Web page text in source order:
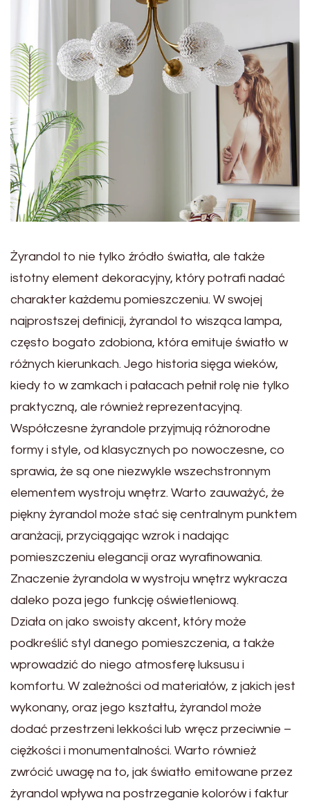
Żyrandol to nie tylko źródło światła, ale także
istotny element dekoracyjny, który potrafi nadać
charakter każdemu pomieszczeniu. W swojej
najprostszej definicji, żyrandol to wisząca lampa,
często bogato zdobiona, która emituje światło w
różnych kierunkach. Jego historia sięga wieków,
kiedy to w zamkach i pałacach pełnił rolę nie tylko
praktyczną, ale również reprezentacyjną.
Współczesne żyrandole przyjmują różnorodne
formy i style, od klasycznych po nowoczesne, co
sprawia, że są one niezwykle wszechstronnym
elementem wystroju wnętrz. Warto zauważyć, że
piękny żyrandol może stać się centralnym punktem
aranżacji, przyciągając wzrok i nadając
pomieszczeniu elegancji oraz wyrafinowania.
Znaczenie żyrandola w wystroju wnętrz wykracza
daleko poza jego funkcję oświetleniową.
Działa on jako swoisty akcent, który może
podkreślić styl danego pomieszczenia, a także
wprowadzić do niego atmosferę luksusu i
komfortu. W zależności od materiałów, z jakich jest
wykonany, oraz jego kształtu, żyrandol może
dodać przestrzeni lekkości lub wręcz przeciwnie –
ciężkości i monumentalności. Warto również
zwrócić uwagę na to, jak światło emitowane przez
żyrandol wpływa na postrzeganie kolorów i faktur